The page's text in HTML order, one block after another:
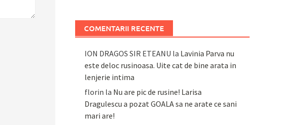
COMENTARII RECENTE
ION DRAGOS SIR ETEANU la Lavinia Parva nu
este deloc rusinoasa. Uite cat de bine arata in
lenjerie intima
florin la Nu are pic de rusine! Larisa
Dragulescu a pozat GOALA sa ne arate ce sani
mari are!